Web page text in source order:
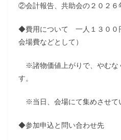
②会計報告、共助会の２０２６
◆費用について 一人１３００
会場費などとして）
※諸物価値上がりで、やむな
す。
※当日、会場にて集めさせて
◆参加申込と問い合わせ先